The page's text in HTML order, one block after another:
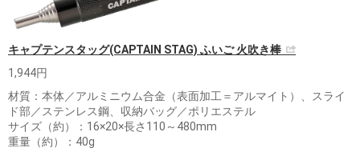
キャプテンスタッグ(CAPTAIN STAG) ふいご 火吹き棒
1,944円
材質：本体／アルミニウム合金（表面加工＝アルマイト）、スライ
ド部／ステンレス鋼、収納バッグ／ポリエステル
サイズ（約）：16×20×長さ110～480mm
重量（約）：40g